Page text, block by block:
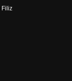
Filiz